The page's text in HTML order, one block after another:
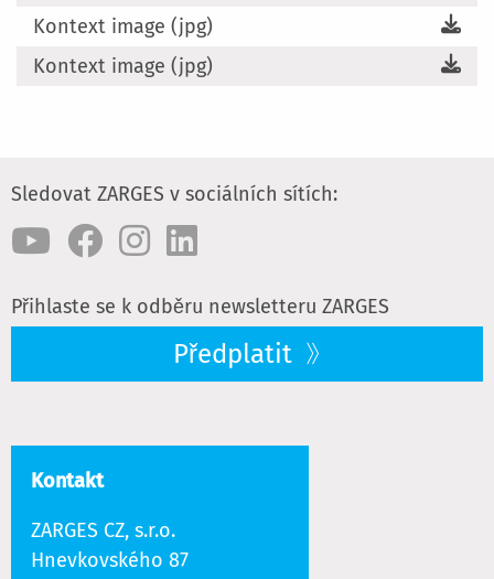
Kontext image (jpg)
Kontext image (jpg)
Sledovat ZARGES v sociálních sítích:
Přihlaste se k odběru newsletteru ZARGES
Předplatit
Kontakt
ZARGES CZ, s.r.o.
Hnevkovského 87